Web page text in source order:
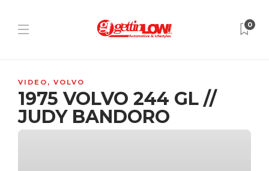
0
VIDEO , VOLVO
1975 VOLVO 244 GL //
JUDY BANDORO